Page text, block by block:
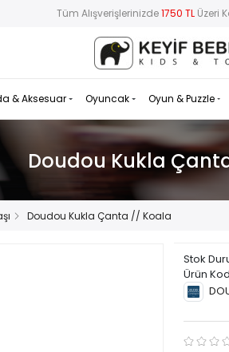
Tüm Alışverişlerinizde1750 TL Üzeri
& Aksesuar Oyuncak Oyun & Puzzle
Doudou Kukla
Doudou Kukla Çanta // Koala
Stok
Ürün